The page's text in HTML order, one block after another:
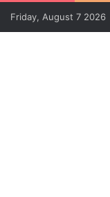
Friday, August 7 2026